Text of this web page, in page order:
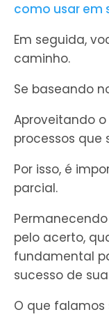
como usar em
Em seguida,
caminho.
Se baseando
Aproveitando
processos que
Por isso, é
parcial.
pelo acerto,
fundamental
sucesso de
O que